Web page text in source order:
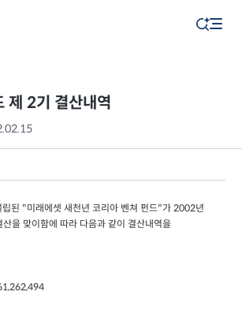
제 2기 결산내역
된 "미래에셋 새천년 코리아 벤쳐 펀드"가 2002년
을 맞이함에 따라 다음과 같이 결산내역을